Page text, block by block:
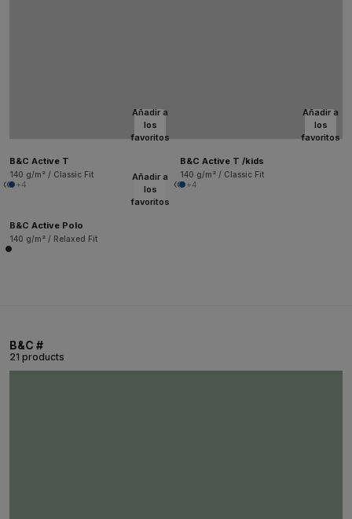
Añadir a
los
favoritos
B&C Active T
140 g/m² / Classic Fit
+4
Añadir a
los
favoritos
B&C Active T /kids
140 g/m² / Classic Fit
+4
Añadir a
los
favoritos
B&C Active Polo
140 g/m² / Relaxed Fit
B&C #
21 products